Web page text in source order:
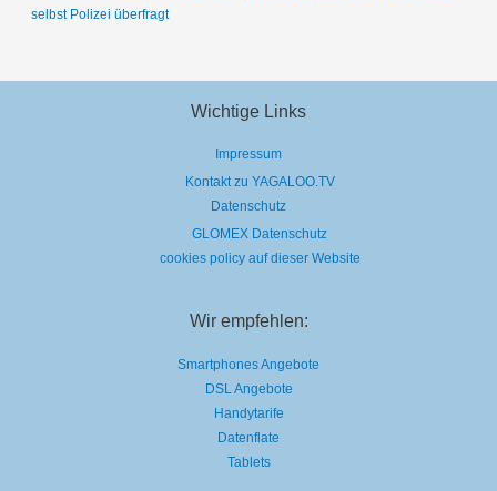
selbst Polizei überfragt
Wichtige Links
Impressum
Kontakt zu YAGALOO.TV
Datenschutz
GLOMEX Datenschutz
cookies policy auf dieser Website
Wir empfehlen:
Smartphones Angebote
DSL Angebote
Handytarife
Datenflate
Tablets